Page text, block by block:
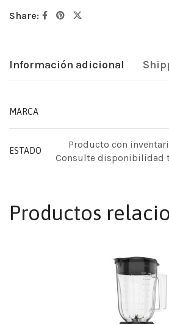
Share:
Información adicional
MARCA
ESTADO
Producto con
Consulte disponibilidad
Productos